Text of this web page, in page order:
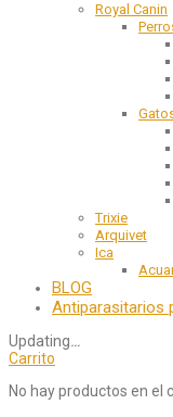
Royal Canin
Trixie
Arquivet
Ica
BLOG
Antiparasitarios
Updating…
Carrito
No hay productos en el